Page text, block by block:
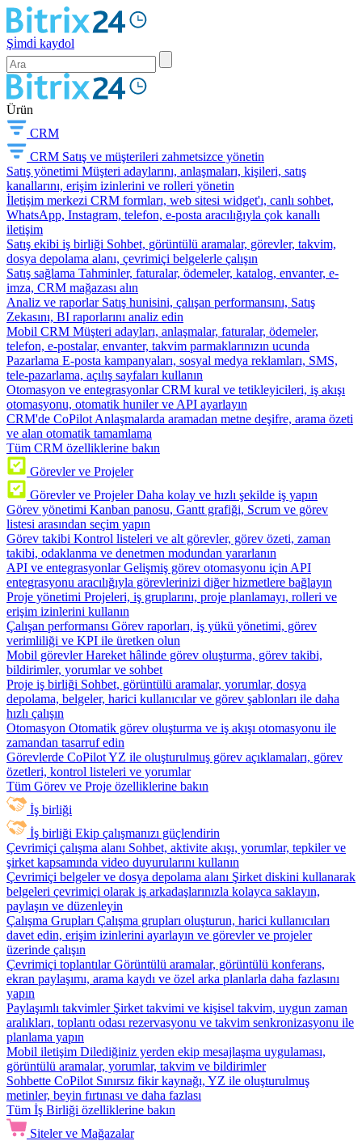
Şi̇mdi̇ kaydol
Ürün
CRM
CRM Satış ve müşterileri zahmetsizce yönetin
Satış yönetimi Müşteri adaylarını, anlaşmaları, kişileri, satış
kanallarını, erişim izinlerini ve rolleri yönetin
İletişim merkezi CRM formları, web sitesi widget'ı, canlı sohbet,
WhatsApp, Instagram, telefon, e-posta aracılığıyla çok kanallı
iletişim
Satış ekibi iş birliği Sohbet, görüntülü aramalar, görevler, takvim,
dosya depolama alanı, çevrimiçi belgelerle çalışın
Satış sağlama Tahminler, faturalar, ödemeler, katalog, envanter, e-
imza, CRM mağazası alın
Analiz ve raporlar Satış hunisini, çalışan performansını, Satış
Zekasını, BI raporlarını analiz edin
Mobil CRM Müşteri adayları, anlaşmalar, faturalar, ödemeler,
telefon, e-postalar, envanter, takvim parmaklarınızın ucunda
Pazarlama E-posta kampanyaları, sosyal medya reklamları, SMS,
tele-pazarlama, açılış sayfaları kullanın
Otomasyon ve entegrasyonlar CRM kural ve tetikleyicileri, iş akışı
otomasyonu, otomatik huniler ve API ayarlayın
CRM'de CoPilot Anlaşmalarda aramadan metne deşifre, arama özeti
ve alan otomatik tamamlama
Tüm CRM özelliklerine bakın
Görevler ve Projeler
Görevler ve Projeler Daha kolay ve hızlı şekilde iş yapın
Görev yönetimi Kanban panosu, Gantt grafiği, Scrum ve görev
listesi arasından seçim yapın
Görev takibi Kontrol listeleri ve alt görevler, görev özeti, zaman
takibi, odaklanma ve denetmen modundan yararlanın
API ve entegrasyonlar Gelişmiş görev otomasyonu için API
entegrasyonu aracılığıyla görevlerinizi diğer hizmetlere bağlayın
Proje yönetimi Projeleri, iş gruplarını, proje planlamayı, rolleri ve
erişim izinlerini kullanın
Çalışan performansı Görev raporları, iş yükü yönetimi, görev
verimliliği ve KPI ile üretken olun
Mobil görevler Hareket hâlinde görev oluşturma, görev takibi,
bildirimler, yorumlar ve sohbet
Proje iş birliği Sohbet, görüntülü aramalar, yorumlar, dosya
depolama, belgeler, harici kullanıcılar ve görev şablonları ile daha
hızlı çalışın
Otomasyon Otomatik görev oluşturma ve iş akışı otomasyonu ile
zamandan tasarruf edin
Görevlerde CoPilotYZ ile oluşturulmuş görev açıklamaları, görev
özetleri, kontrol listeleri ve yorumlar
Tüm Görev ve Proje özelliklerine bakın
İş birliği
İş birliği Ekip çalışmanızı güçlendirin
Çevrimiçi çalışma alanı Sohbet, aktivite akışı, yorumlar, tepkiler ve
şirket kapsamında video duyurularını kullanın
Çevrimiçi belgeler ve dosya depolama alanı Şirket diskini kullanarak
belgeleri çevrimiçi olarak iş arkadaşlarınızla kolayca saklayın,
paylaşın ve düzenleyin
Çalışma Grupları Çalışma grupları oluşturun, harici kullanıcıları
davet edin, erişim izinlerini ayarlayın ve görevler ve projeler
üzerinde çalışın
Çevrimiçi toplantılar Görüntülü aramalar, görüntülü konferans,
ekran paylaşımı, arama kaydı ve özel arka planlarla daha fazlasını
yapın
Paylaşımlı takvimler Şirket takvimi ve kişisel takvim, uygun zaman
aralıkları, toplantı odası rezervasyonu ve takvim senkronizasyonu ile
planlama yapın
Mobil iletişim Dilediğiniz yerden ekip mesajlaşma uygulaması,
görüntülü aramalar, yorumlar, takvim ve bildirimler
Sohbette CoPilot Sınırsız fikir kaynağı, YZ ile oluşturulmuş
metinler, beyin fırtınası ve daha fazlası
Tüm İş Birliği özelliklerine bakın
Siteler ve Mağazalar